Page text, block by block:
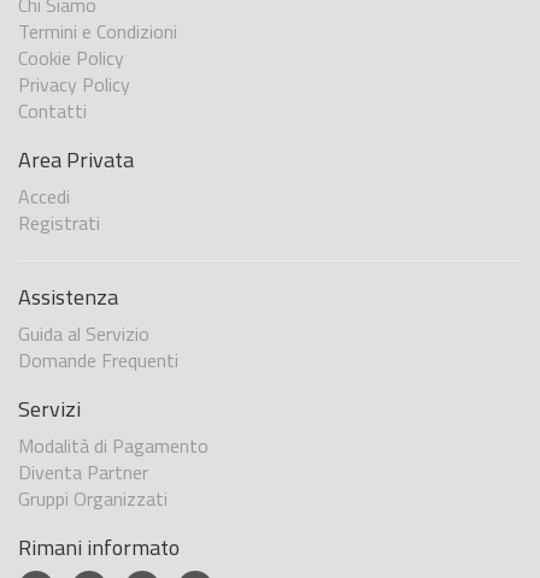
Termini e Condizioni
Cookie Policy
Privacy Policy
Contatti
Area Privata
Accedi
Registrati
Assistenza
Guida al Servizio
Domande Frequenti
Servizi
Modalità di Pagamento
Diventa Partner
Gruppi Organizzati
Rimani informato